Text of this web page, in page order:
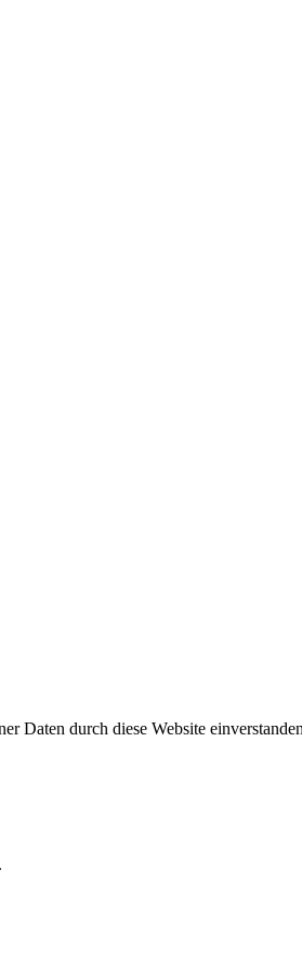
Daten durch diese Website